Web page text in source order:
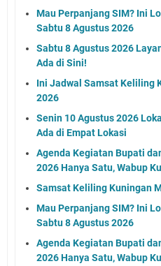
Mau Perpanjang SIM? Ini
Sabtu 8 Agustus 2026
Sabtu 8 Agustus 2026
Ada di Sini!
Ini Jadwal Samsat Keliling
2026
Senin 10 Agustus 2026
Ada di Empat Lokasi
Agenda Kegiatan Bupati
2026 Hanya Satu, Wabup
Samsat Keliling Kuningan
Mau Perpanjang SIM? Ini
Sabtu 8 Agustus 2026
Agenda Kegiatan Bupati
2026 Hanya Satu, Wabup